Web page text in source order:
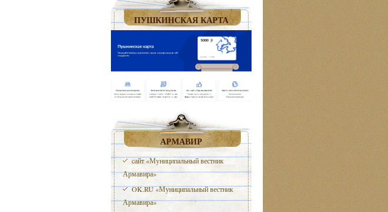
ПУШКИНСКАЯ КАРТА
АРМАВИР
cайт «Муниципальный вестник
Армавира»
OK.RU «Муниципальный вестник
Армавира»